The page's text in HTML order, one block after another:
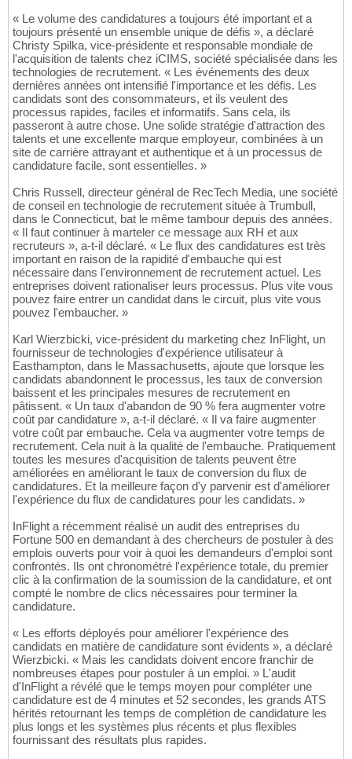
« Le volume des candidatures a toujours été important et a
toujours présenté un ensemble unique de défis », a déclaré
Christy Spilka, vice-présidente et responsable mondiale de
l'acquisition de talents chez iCIMS, société spécialisée dans les
technologies de recrutement. « Les événements des deux
dernières années ont intensifié l'importance et les défis. Les
candidats sont des consommateurs, et ils veulent des
processus rapides, faciles et informatifs. Sans cela, ils
passeront à autre chose. Une solide stratégie d'attraction des
talents et une excellente marque employeur, combinées à un
site de carrière attrayant et authentique et à un processus de
candidature facile, sont essentielles. »
Chris Russell, directeur général de RecTech Media, une société
de conseil en technologie de recrutement située à Trumbull,
dans le Connecticut, bat le même tambour depuis des années.
« Il faut continuer à marteler ce message aux RH et aux
recruteurs », a-t-il déclaré. « Le flux des candidatures est très
important en raison de la rapidité d'embauche qui est
nécessaire dans l'environnement de recrutement actuel. Les
entreprises doivent rationaliser leurs processus. Plus vite vous
pouvez faire entrer un candidat dans le circuit, plus vite vous
pouvez l'embaucher. »
Karl Wierzbicki, vice-président du marketing chez InFlight, un
fournisseur de technologies d'expérience utilisateur à
Easthampton, dans le Massachusetts, ajoute que lorsque les
candidats abandonnent le processus, les taux de conversion
baissent et les principales mesures de recrutement en
pâtissent. « Un taux d'abandon de 90 % fera augmenter votre
coût par candidature », a-t-il déclaré. « Il va faire augmenter
votre coût par embauche. Cela va augmenter votre temps de
recrutement. Cela nuit à la qualité de l'embauche. Pratiquement
toutes les mesures d'acquisition de talents peuvent être
améliorées en améliorant le taux de conversion du flux de
candidatures. Et la meilleure façon d'y parvenir est d'améliorer
l'expérience du flux de candidatures pour les candidats. »
InFlight a récemment réalisé un audit des entreprises du
Fortune 500 en demandant à des chercheurs de postuler à des
emplois ouverts pour voir à quoi les demandeurs d'emploi sont
confrontés. Ils ont chronométré l'expérience totale, du premier
clic à la confirmation de la soumission de la candidature, et ont
compté le nombre de clics nécessaires pour terminer la
candidature.
« Les efforts déployés pour améliorer l'expérience des
candidats en matière de candidature sont évidents », a déclaré
Wierzbicki. « Mais les candidats doivent encore franchir de
nombreuses étapes pour postuler à un emploi. » L'audit
d'InFlight a révélé que le temps moyen pour compléter une
candidature est de 4 minutes et 52 secondes, les grands ATS
hérités retournant les temps de complétion de candidature les
plus longs et les systèmes plus récents et plus flexibles
fournissant des résultats plus rapides.